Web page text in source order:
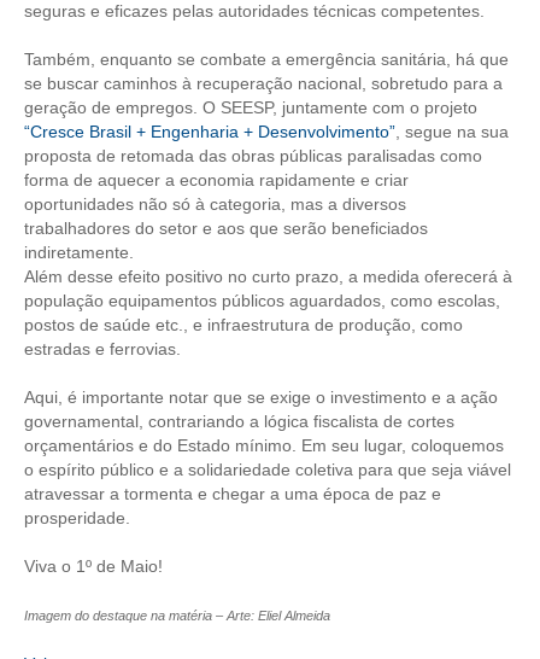
AUTÔNOMOS E SERVIÇOS
NEWSLETTER
GUIA DAS ENGENHARIAS
CONTATO
CURSOS
SEESP EDUCAÇÃO
BENEFÍCIOS
APOSENTADORIA
CONVÊNIOS
PLANO DE SAÚDE
SEESPPREV
seguras e eficazes pelas autoridades técnicas competentes.
Também, enquanto se combate a emergência sanitária, há que
se buscar caminhos à recuperação nacional, sobretudo para a
geração de empregos. O SEESP, juntamente com o projeto
“Cresce Brasil + Engenharia + Desenvolvimento”, segue na sua
proposta de retomada das obras públicas paralisadas como
forma de aquecer a economia rapidamente e criar
oportunidades não só à categoria, mas a diversos
trabalhadores do setor e aos que serão beneficiados
indiretamente.
Além desse efeito positivo no curto prazo, a medida oferecerá à
população equipamentos públicos aguardados, como escolas,
postos de saúde etc., e infraestrutura de produção, como
estradas e ferrovias.
Aqui, é importante notar que se exige o investimento e a ação
governamental, contrariando a lógica fiscalista de cortes
orçamentários e do Estado mínimo. Em seu lugar, coloquemos
o espírito público e a solidariedade coletiva para que seja viável
atravessar a tormenta e chegar a uma época de paz e
prosperidade.
Viva o 1º de Maio!
Imagem do destaque na matéria – Arte: Eliel Almeida